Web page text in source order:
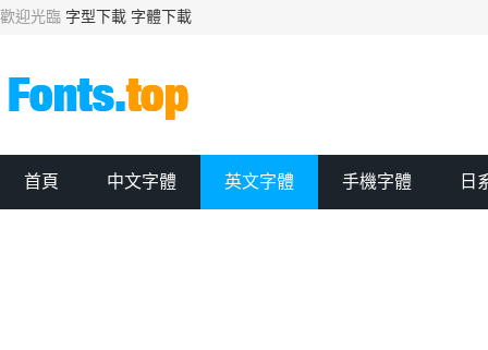
歡迎光臨 字型下載 字體下載
首頁 中文字體 英文字體 手機字體 日